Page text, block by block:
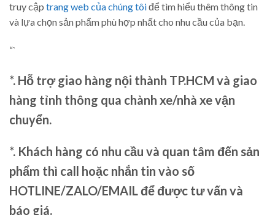
truy cập trang web của chúng tôiđể tìm hiểu thêm thông tin
và lựa chọn sản phẩm phù hợp nhất cho nhu cầu của bạn.
“`
*. Hỗ trợ giao hàng nội thành TP.HCM và giao
hàng tỉnh thông qua chành xe/nhà xe vận
chuyển.
*. Khách hàng có nhu cầu và quan tâm đến sản
phẩm thì call hoặc nhắn tin vào số
HOTLINE/ZALO/EMAIL để được tư vấn và
báo giá.